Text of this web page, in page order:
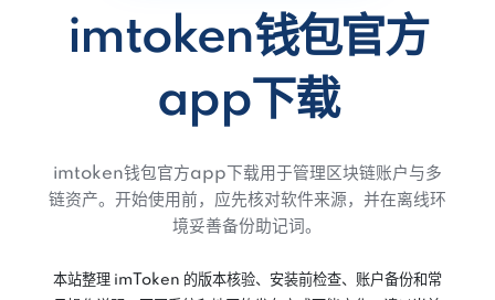
imtoken钱包官方
app下载
imtoken钱包官方app下载用于管理区块链账户与多
链资产。开始使用前，应先核对软件来源，并在离线环
境妥善备份助记词。
本站整理 imToken 的版本核验、安装前检查、账户备份和常